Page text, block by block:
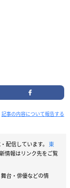
記事の内容について報告する
配信しています。 東
情報はリンク先をご覧
台・俳優などの情